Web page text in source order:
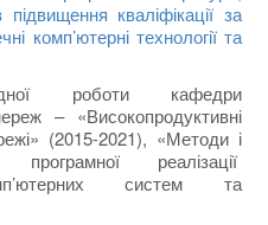
кваліфікації за
комп’ютерні технології та
роботи кафедри
– «Високопродуктивні
(2015-2021), «Методи і
реалізації
систем та